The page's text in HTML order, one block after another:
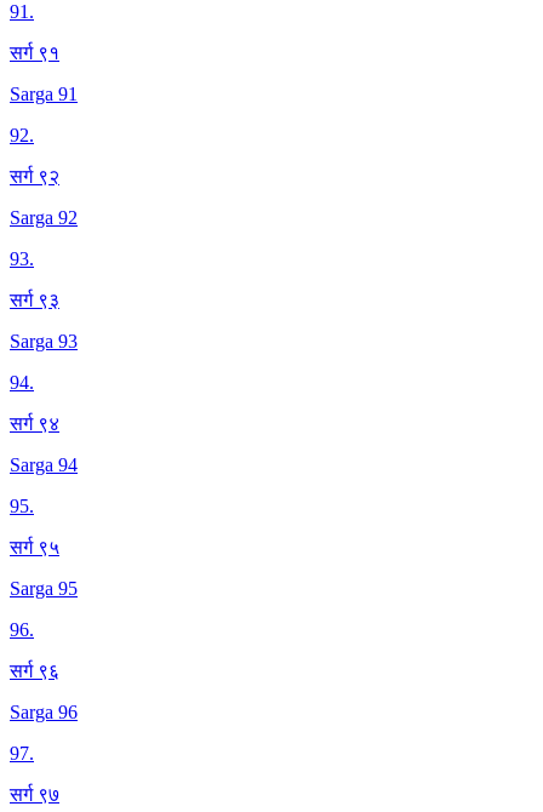
91.
सर्ग ९१
Sarga 91
92.
सर्ग ९२
Sarga 92
93.
सर्ग ९३
Sarga 93
94.
सर्ग ९४
Sarga 94
95.
सर्ग ९५
Sarga 95
96.
सर्ग ९६
Sarga 96
97.
सर्ग ९७